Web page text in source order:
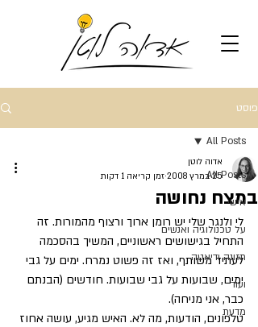
פוסט
All Posts
אישי
על טכנולוגיה ואנשים
תזונה ודיאטה
ועוד
מדעת
All Posts
במצח נחושה
אדוה לוטן
25 במרץ 2008
זמן קריאה 1 דקות
לי ולנגר שלי יש רומן ארוך ורצוף מהמורות. זה
התחיל בגישושים ראשוניים, המשיך בהסכמה
לעתיד משותף, ואז זה פשוט נמרח. ימים על גבי
ימים, שבועות על גבי שבועות. חודשים (הבנתם
כבר, אני מניחה).
טלפונים, הודעות, מה לא. האיש מגיע, עושה אחוז